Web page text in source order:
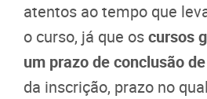
atentos ao tempo que
o curso, já que oscursos
um prazo de conclusão
da inscrição, prazo no